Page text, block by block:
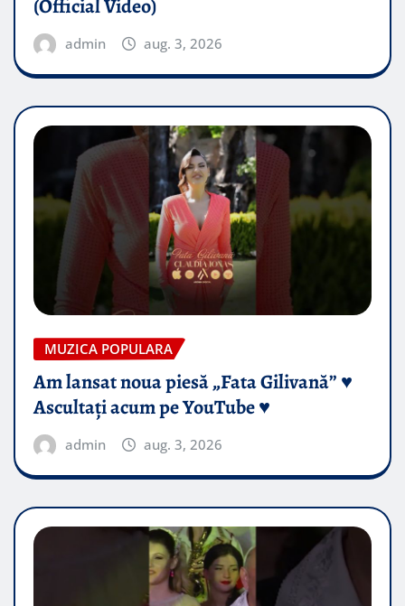
(Official Video)
admin aug. 3, 2026
MUZICA POPULARA
Am lansat noua piesă „Fata Gilivană” ♥️
Ascultați acum pe YouTube ♥️
admin aug. 3, 2026